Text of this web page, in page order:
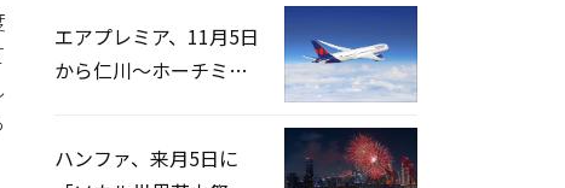
エアプレミア、11月5日
から仁川〜ホーチミン
ハンファ、来月5日に